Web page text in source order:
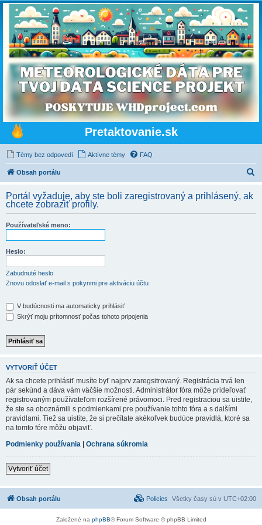
Pretaktovanie.sk
Témy bez odpovedí Aktívne témy FAQ
Obsah portálu
d
Portál vyžaduje, aby ste boli zaregistrovaný a prihlásený, ak
chcete zobraziť profily.
Používateľské meno:
Heslo:
Zabudnuté heslo
Znovu odoslať e-mail s pokynmi pre aktiváciu účtu
V budúcnosti ma automaticky prihlásiť
Skrýť moju prítomnosť počas tohoto pripojenia
VYTVORIŤ ÚČET
Ak sa chcete prihlásiť musíte byť najprv zaregsitrovaný. Registrácia trvá len
pár sekúnd a dáva vám väčšie možnosti. Administrátor fóra môže prideľovať
registrovaným používateľom rozšírené právomoci. Pred registraciou sa uistite,
že ste sa oboznámili s podmienkami pre používanie tohto fóra a s dalšími
pravidlami. Tiež sa uistite, že si prečítate akékoľvek budúce pravidlá, ktoré sa
na tomto fóre môžu objaviť.
Podmienky používania | Ochrana súkromia
Vytvoriť účet
Obsah portálu Všetky časy sú v UTC+02:00
Policies
Založené na phpBB® Forum Software © phpBB Limited